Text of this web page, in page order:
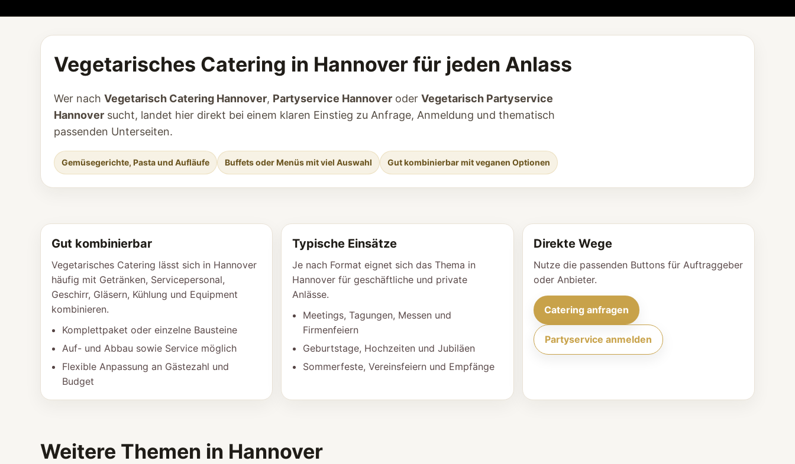
Vegetarisches Catering in Hannover für jeden Anlass
Wer nach Vegetarisch Catering Hannover, Partyservice Hannover oder Vegetarisch Partyservice
Hannover sucht, landet hier direkt bei einem klaren Einstieg zu Anfrage, Anmeldung und thematisch
passenden Unterseiten.
Gemüsegerichte, Pasta und Aufläufe Buffets oder Menüs mit viel Auswahl Gut kombinierbar mit veganen Optionen
Gut kombinierbar
Vegetarisches Catering lässt sich in Hannover
häufig mit Getränken, Servicepersonal,
Geschirr, Gläsern, Kühlung und Equipment
kombinieren.
Komplettpaket oder einzelne Bausteine
Auf- und Abbau sowie Service möglich
Flexible Anpassung an Gästezahl und
Budget
Typische Einsätze
Je nach Format eignet sich das Thema in
Hannover für geschäftliche und private
Anlässe.
Meetings, Tagungen, Messen und
Firmenfeiern
Geburtstage, Hochzeiten und Jubiläen
Sommerfeste, Vereinsfeiern und Empfänge
Direkte Wege
Nutze die passenden Buttons für Auftraggeber
oder Anbieter.
Catering anfragen
Partyservice anmelden
Weitere Themen in Hannover